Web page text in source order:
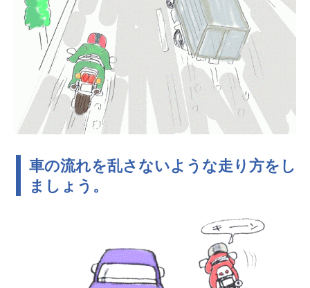
車の流れを乱さないような走り方をし
ましょう。